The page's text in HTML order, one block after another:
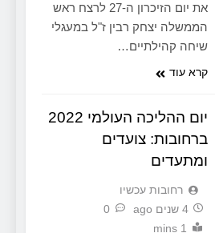
את יום הזיכרון ה-27 לרצח ראש
הממשלה יצחק רבין ז"ל במעגלי
שיחה קהילתיים…
קרא עוד
יום ההליכה העולמי 2022
ברחובות: צועדים
ומתעדים
‫רחובות עכשיו
4 שנים ago
0
1 mins